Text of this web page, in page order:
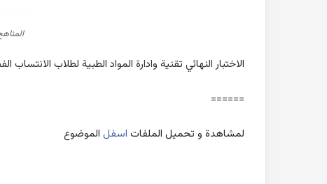
الاختبار النهائي تقنية وادارة المواد الطبية لطلاب الانتساب
======
لمشاهدة و تحميل الملفات اسفل الموضوع